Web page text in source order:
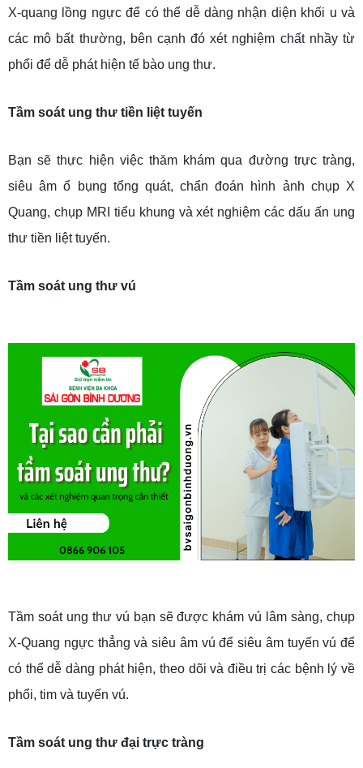
X-quang lồng ngực để có thể dễ dàng nhận diện khối u và
các mô bất thường, bên cạnh đó xét nghiệm chất nhầy từ
phổi để dễ phát hiện tế bào ung thư.
Tầm soát ung thư tiền liệt tuyến
Bạn sẽ thực hiện việc thăm khám qua đường trực tràng,
siêu âm ổ bụng tổng quát, chẩn đoán hình ảnh chụp X
Quang, chụp MRI tiểu khung và xét nghiệm các dấu ấn ung
thư tiền liệt tuyến.
Tầm soát ung thư vú
Tầm soát ung thư vú bạn sẽ được khám vú lâm sàng, chụp
X-Quang ngực thẳng và siêu âm vú để siêu âm tuyến vú để
có thể dễ dàng phát hiện, theo dõi và điều trị các bệnh lý về
phổi, tim và tuyến vú.
Tầm soát ung thư đại trực tràng